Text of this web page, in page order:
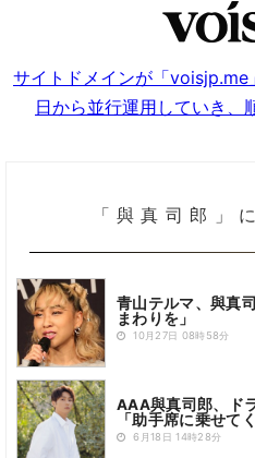
サイトドメインが「voisjp.me
日から並行運用していき、
「與真司郎」
青山テルマ、與真
まわりを」
10月27日 08時58分
AAA與真司郎、ド
「助手席に乗せて
6月18日 14時28分